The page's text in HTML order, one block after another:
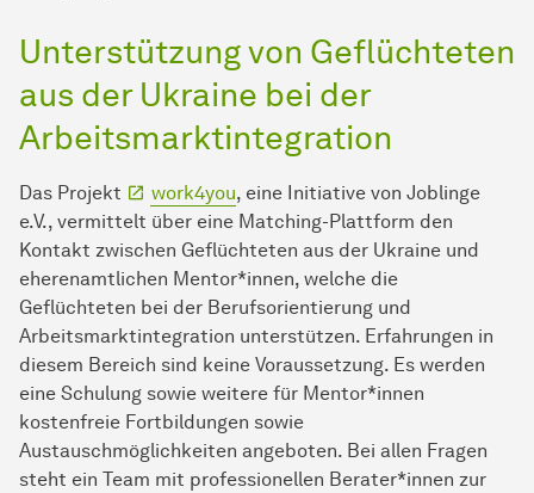
Unterstützung von Geflüchteten
aus der Ukraine bei der
Arbeitsmarktintegration
Das Projekt work4you, eine Initiative von Joblinge
e.V., vermittelt über eine Matching-Plattform den
Kontakt zwischen Geflüchteten aus der Ukraine und
eherenamtlichen Mentor*innen, welche die
Geflüchteten bei der Berufsorientierung und
Arbeitsmarktintegration unterstützen. Erfahrungen in
diesem Bereich sind keine Voraussetzung. Es werden
eine Schulung sowie weitere für Mentor*innen
kostenfreie Fortbildungen sowie
Austauschmöglichkeiten angeboten. Bei allen Fragen
steht ein Team mit professionellen Berater*innen zur